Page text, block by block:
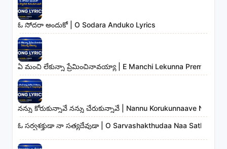
ఓ సోదరా అందుకో | O Sodara Anduko Lyrics
ఏ మంచి లేకున్నా ప్రేమించినావయ్యా | E Manchi Lekunna
నన్ను కోరుకున్నావే నన్ను చేరుకున్నావే | Nannu Korukunnaave Nannu
ఓ సర్వశక్తుడా నా సత్యదేవుడా | O Sarvashakthudaa Naa